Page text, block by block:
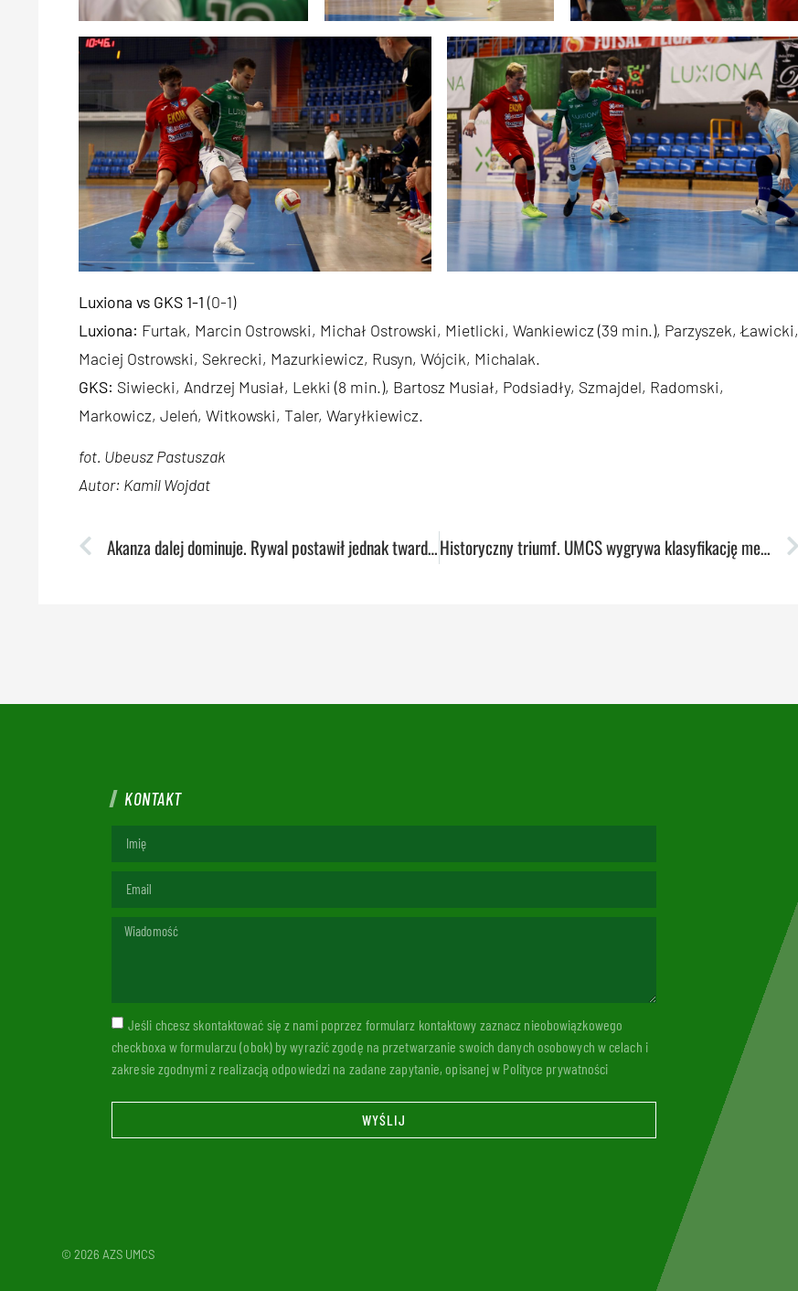
Luxiona vs GKS 1-1(0-1)
Luxiona: Furtak, Marcin Ostrowski, Michał Ostrowski, Mietlicki, Wankiewicz (39 min.), Parzyszek, Ławicki,
Maciej Ostrowski, Sekrecki, Mazurkiewicz, Rusyn, Wójcik, Michalak.
GKS: Siwiecki, Andrzej Musiał, Lekki (8 min.), Bartosz Musiał, Podsiadły, Szmajdel, Radomski,
Markowicz, Jeleń, Witkowski, Taler, Waryłkiewicz.
fot. Ubeusz Pastuszak
Autor: Kamil Wojdat
Akanza dalej dominuje. Rywal postawił jednak twarde warunki Historyczny triumf. UMCS wygrywa klasyfikację medalową Akademickich Mistrzostw Polski!
KONTAKT
Jeśli chcesz skontaktować się z nami poprzez formularz kontaktowy zaznacz nieobowiązkowego
checkboxa w formularzu (obok) by wyrazić zgodę na przetwarzanie swoich danych osobowych w celach i
zakresie zgodnymi z realizacją odpowiedzi na zadane zapytanie, opisanej w Polityce prywatności
WYŚLIJ
© 2026 AZS UMCS